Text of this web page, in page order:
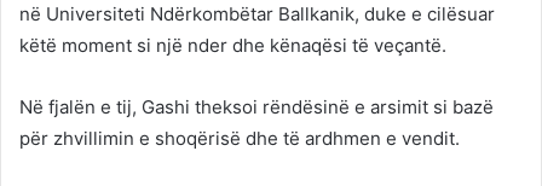
në Universiteti Ndërkombëtar Ballkanik, duke e cilësuar
këtë moment si një nder dhe kënaqësi të veçantë.
Në fjalën e tij, Gashi theksoi rëndësinë e arsimit si bazë
për zhvillimin e shoqërisë dhe të ardhmen e vendit.